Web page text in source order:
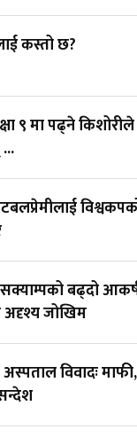
कस्तो छ?
९ मा पढ्ने
विश्वकपको
बढ्दो
अदृश्य जोखिम
विवादः